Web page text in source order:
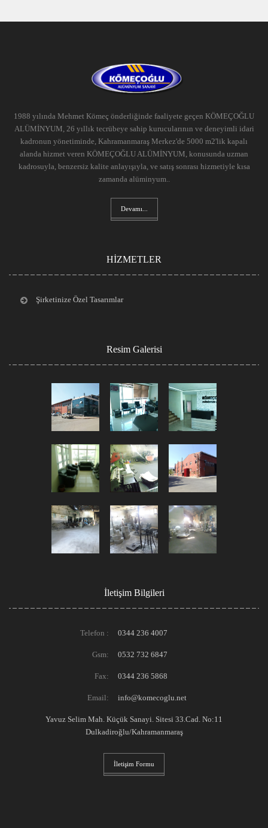
1988 yılında Mehmet Kömeç önderliğinde faaliyete geçen KÖMEÇOĞLU
ALÜMİNYUM, 26 yıllık tecrübeye sahip kurucularının ve deneyimli idari
kadronun yönetiminde, Kahramanmaraş Merkez'de 5000 m2'lik kapalı
alanda hizmet veren KÖMEÇOĞLU ALÜMİNYUM, konusunda uzman
kadrosuyla, benzersiz kalite anlayışıyla, ve satış sonrası hizmetiyle kısa
zamanda alüminyum..
Devamı...
HİZMETLER
Şirketinize Özel Tasarımlar
Resim Galerisi
İletişim Bilgileri
Telefon : 0344 236 4007
Gsm: 0532 732 6847
Fax: 0344 236 5868
Email: info@komecoglu.net
Yavuz Selim Mah. Küçük Sanayi. Sitesi 33.Cad. No:11
Dulkadiroğlu/Kahramanmaraş
İletişim Formu